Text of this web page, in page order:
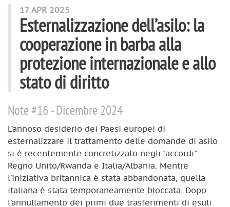
articles mots
17 APR 2025
Esternalizzazione dell’asilo: la
cooperazione in barba alla
protezione internazionale e allo
stato di diritto
Note #16 - Dicembre 2024
L’annoso desiderio dei Paesi europei di
esternalizzare il trattamento delle domande di asilo
si è recentemente concretizzato negli "accordi"
Regno Unito/Rwanda e Italia/Albania. Mentre
l’iniziativa britannica è stata abbandonata, quella
italiana è stata temporaneamente bloccata. Dopo
l’annullamento dei primi due trasferimenti di esuli